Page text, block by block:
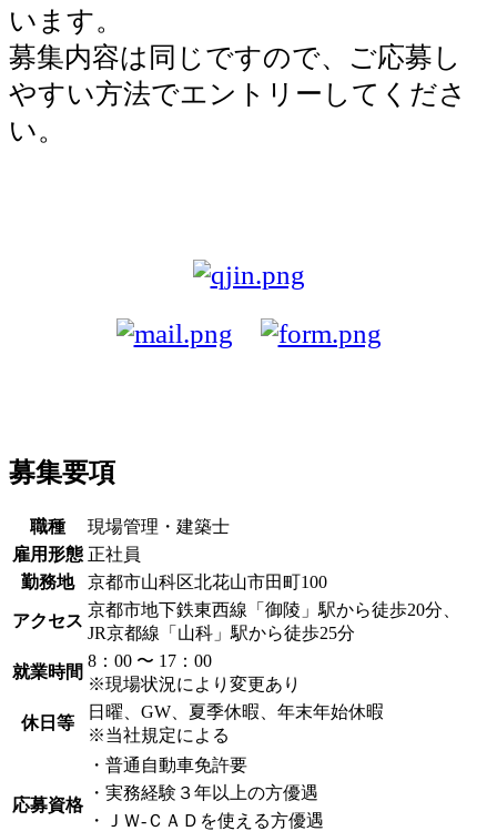
います。
募集内容は同じですので、ご応募し
やすい方法でエントリーしてくださ
い。
募集要項
職種
現場管理・建築士
雇用形態 正社員
勤務地
京都市山科区北花山市田町100
アクセス
京都市地下鉄東西線「御陵」駅から徒歩20分、
JR京都線「山科」駅から徒歩25分
就業時間
8：00 〜 17：00
※現場状況により変更あり
休日等
日曜、GW、夏季休暇、年末年始休暇
※当社規定による
応募資格
・普通自動車免許要
・実務経験３年以上の方優遇
・ＪＷ-ＣＡＤを使える方優遇